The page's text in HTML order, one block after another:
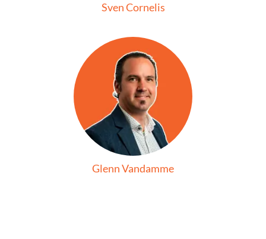
Sven Cornelis
Glenn Vandamme